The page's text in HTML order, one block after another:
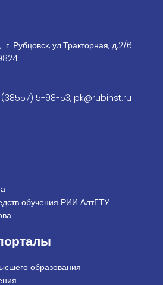
Рубцовск, ул.Тракторная, д.2/6
(38557) 5-98-53, pk@rubinst.ru
обучения РИИ АлтГТУ
образования